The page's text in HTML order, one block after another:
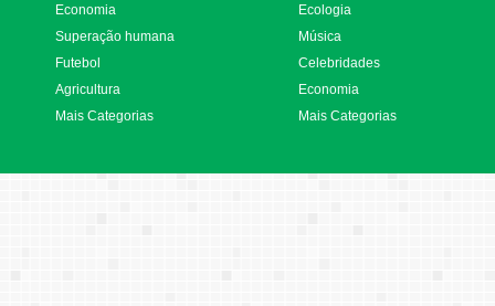
Economia
Superação humana
Futebol
Agricultura
Mais Categorias
Ecologia
Música
Celebridades
Economia
Mais Categorias